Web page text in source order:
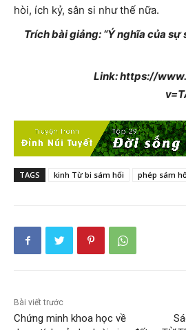
hòi, ích kỷ, sân si như thế nữa.
Trích bài giảng: “Ý nghĩa của sự
Link: https://
TAGS kinh Từ bi sám hối phép sám
Bài viết trước
Chứng minh khoa học về